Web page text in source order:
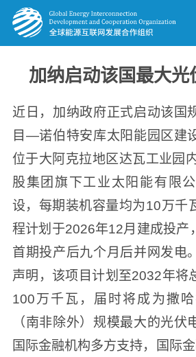
加纳启动该国最大光
近日，加纳政府正式启动该国
目—诺伯特安库太阳能园区建
位于大阿克拉地区达瓦工业园
股集团旗下工业太阳能有限
设，每期装机容量均为10万千
程计划于2026年12月建成投产
首期投产后九个月后并网发电
声明，该项目计划至2032年将
100万千瓦，届时将成为撒
（南非除外）规模最大的光伏
国际金融机构多方支持，国际金